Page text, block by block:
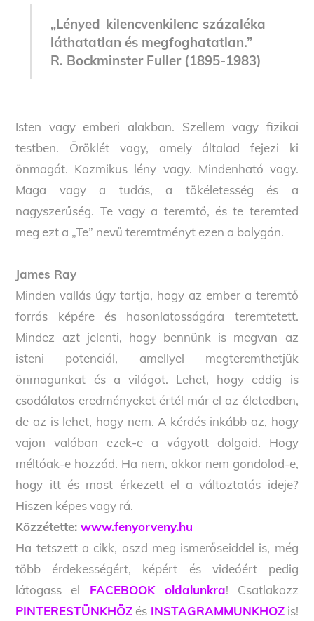
„Lényed kilencvenkilenc százaléka
láthatatlan és megfoghatatlan.”
R. Bockminster Fuller (1895-1983)
Isten vagy emberi alakban. Szellem vagy fizikai
testben. Öröklét vagy, amely általad fejezi ki
önmagát. Kozmikus lény vagy. Mindenható vagy.
Maga vagy a tudás, a tökéletesség és a
nagyszerűség. Te vagy a teremtő, és te teremted
meg ezt a „Te” nevű teremtményt ezen a bolygón.
James Ray
Minden vallás úgy tartja, hogy az ember a teremtő
forrás képére és hasonlatosságára teremtetett.
Mindez azt jelenti, hogy bennünk is megvan az
isteni potenciál, amellyel megteremthetjük
önmagunkat és a világot. Lehet, hogy eddig is
csodálatos eredményeket értél már el az életedben,
de az is lehet, hogy nem. A kérdés inkább az, hogy
vajon valóban ezek-e a vágyott dolgaid. Hogy
méltóak-e hozzád. Ha nem, akkor nem gondolod-e,
hogy itt és most érkezett el a változtatás ideje?
Hiszen képes vagy rá.
Közzétette:www.fenyorveny.hu
Ha tetszett a cikk, oszd meg ismerőseiddel is, még
több érdekességért, képért és videóért pedig
látogass el FACEBOOK oldalunkra! Csatlakozz
PINTERESTÜNKHÖZ és INSTAGRAMMUNKHOZis!